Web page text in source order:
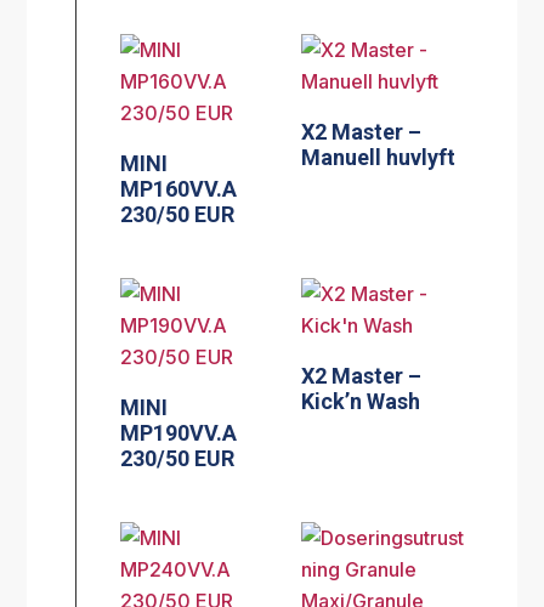
MINI
MP160VV.A
230/50 EUR
X2 Master –
Manuell huvlyft
MINI
MP190VV.A
230/50 EUR
X2 Master –
Kick’n Wash